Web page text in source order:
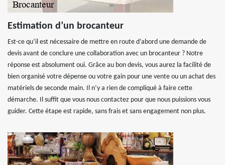
Estimation d’un brocanteur
Est-ce qu’il est nécessaire de mettre en route d’abord une demande de
devis avant de conclure une collaboration avec un brocanteur ? Notre
réponse est absolument oui. Grâce au bon devis, vous aurez la facilité de
bien organisé votre dépense ou votre gain pour une vente ou un achat des
matériels de seconde main. Il n’y a rien de compliqué à faire cette
démarche. Il suffit que vous nous contactez pour que nous puissions vous
guider. Cette étape est rapide, sans frais et sans engagement non plus.